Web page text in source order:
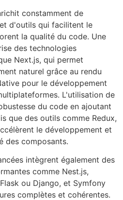
constamment de
d'outils qui facilitent le
la qualité du code. Une
des technologies
Next.js, qui permet
naturel grâce au rendu
pour le développement
L'utilisation de
du code en ajoutant
que des outils comme Redux,
le développement et
des composants.
intègrent également des
comme Nest.js,
ou Django, et Symfony
complètes et cohérentes.